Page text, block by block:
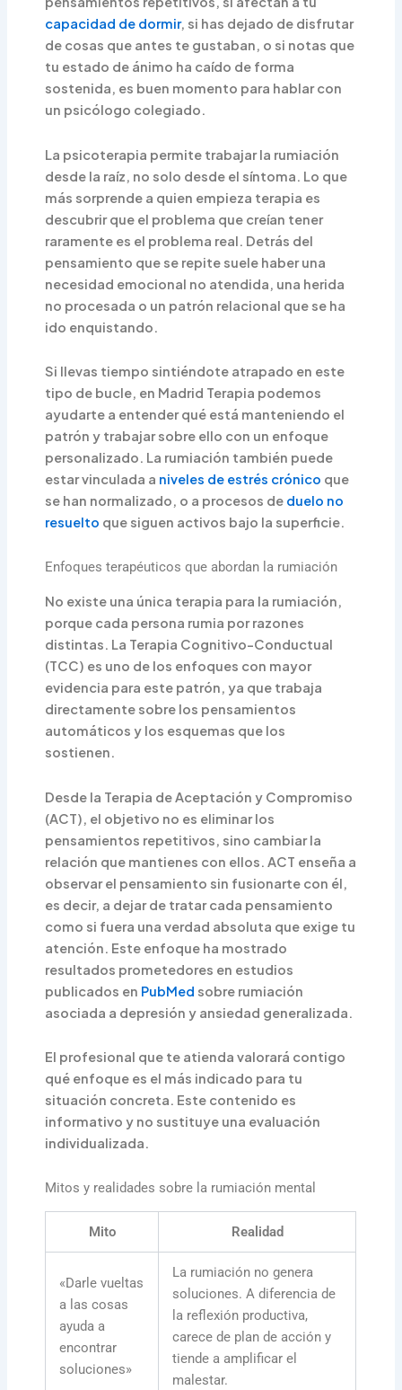
capacidad de dormir, si has dejado de disfrutar
de cosas que antes te gustaban, o si notas que
tu estado de ánimo ha caído de forma
sostenida, es buen momento para hablar con
un psicólogo colegiado.
La psicoterapia permite trabajar la rumiación
desde la raíz, no solo desde el síntoma. Lo que
más sorprende a quien empieza terapia es
descubrir que el problema que creían tener
raramente es el problema real. Detrás del
pensamiento que se repite suele haber una
necesidad emocional no atendida, una herida
no procesada o un patrón relacional que se ha
ido enquistando.
Si llevas tiempo sintiéndote atrapado en este
tipo de bucle, en Madrid Terapia podemos
ayudarte a entender qué está manteniendo el
patrón y trabajar sobre ello con un enfoque
personalizado. La rumiación también puede
estar vinculada a niveles de estrés crónico que
se han normalizado, o a procesos de duelo no
resuelto que siguen activos bajo la superficie.
Enfoques terapéuticos que abordan la rumiación
No existe una única terapia para la rumiación,
porque cada persona rumia por razones
distintas. La Terapia Cognitivo-Conductual
(TCC) es uno de los enfoques con mayor
evidencia para este patrón, ya que trabaja
directamente sobre los pensamientos
automáticos y los esquemas que los
sostienen.
Desde la Terapia de Aceptación y Compromiso
(ACT), el objetivo no es eliminar los
pensamientos repetitivos, sino cambiar la
relación que mantienes con ellos. ACT enseña a
observar el pensamiento sin fusionarte con él,
es decir, a dejar de tratar cada pensamiento
como si fuera una verdad absoluta que exige tu
atención. Este enfoque ha mostrado
resultados prometedores en estudios
publicados en PubMed sobre rumiación
asociada a depresión y ansiedad generalizada.
El profesional que te atienda valorará contigo
qué enfoque es el más indicado para tu
situación concreta. Este contenido es
informativo y no sustituye una evaluación
individualizada.
Mitos y realidades sobre la rumiación mental
Mito Realidad
«Darle vueltas
a las cosas
ayuda a
encontrar
soluciones»
La rumiación no genera
soluciones. A diferencia de
la reflexión productiva,
carece de plan de acción y
tiende a amplificar el
malestar.